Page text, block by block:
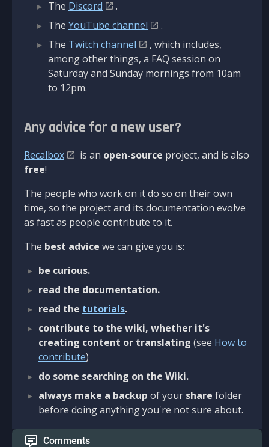
The Discord
.
The YouTube channel
.
The Twitch channel
, which includes,
among other things, a FAQ session on
Saturday and Sunday mornings from 10am
to 12pm.
Any advice for a new user?
Recalbox is an open-source project, and is also
free!
The people who work on it do so on their own
time, so the project and its documentation evolve
as fast as people contribute to it.
The best advice we can give you is:
be curious.
read the documentation.
read the tutorials.
contribute to the wiki, whether it's
creating content or translating (see How to
contribute)
do some searching on the Wiki.
always make a backup of your share folder
before doing anything you're not sure about.
Comments